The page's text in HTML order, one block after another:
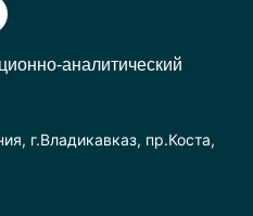
аналитический
г.Владикавказ, пр.Коста,